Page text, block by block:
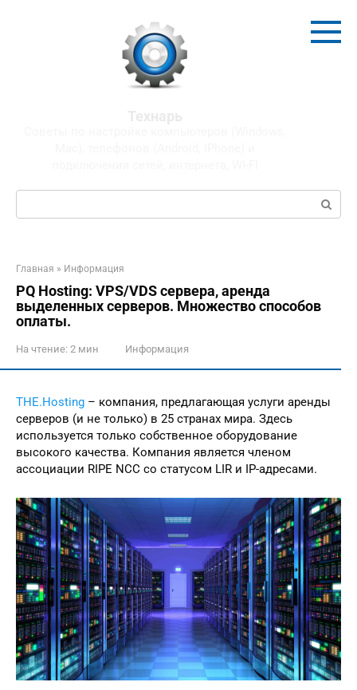
Поиск:
Главная » Информация
PQ Hosting: VPS/VDS сервера, аренда
выделенных серверов. Множество способов
оплаты.
На чтение: 2 мин Информация
THE.Hosting – компания, предлагающая услуги аренды
серверов (и не только) в 25 странах мира. Здесь
используется только собственное оборудование
высокого качества. Компания является членом
ассоциации RIPE NCC со статусом LIR и IP-адресами.